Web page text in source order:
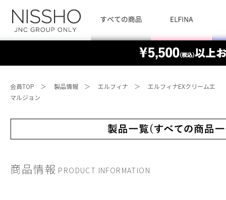
会員TOP ＞ 製品情報 ＞ エルフィナ ＞ エルフィナEXクリームエ
マルジョン
商品情報 PRODUCT INFORMATION